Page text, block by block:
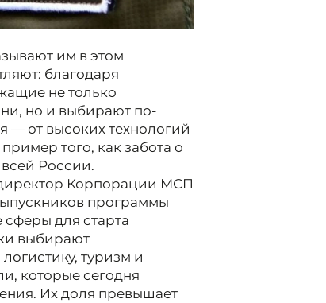
им в этом
благодаря
не только
но и выбирают по-
— от высоких технологий
того, как забота о
России.
Корпорации МСП
программы
для старта
выбирают
туризм и
которые сегодня
Их доля превышает